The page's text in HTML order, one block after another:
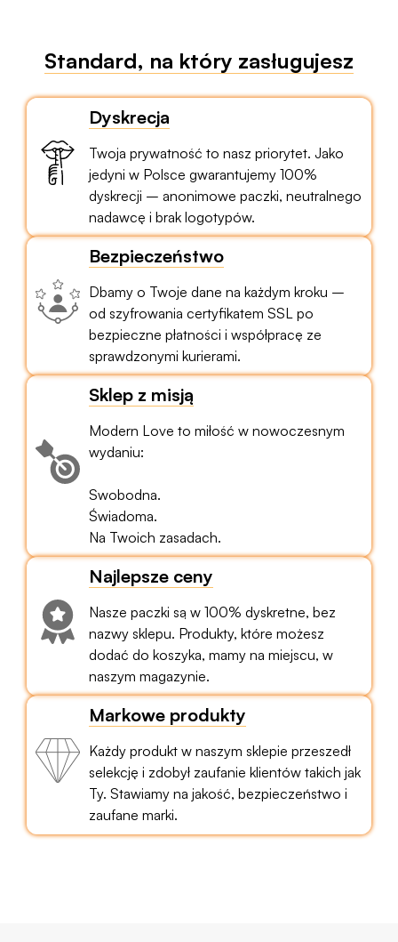
Standard, na który zasługujesz
Dyskrecja
Twoja prywatność to nasz priorytet. Jako
jedyni w Polsce gwarantujemy 100%
dyskrecji – anonimowe paczki, neutralnego
nadawcę i brak logotypów.
Bezpieczeństwo
Dbamy o Twoje dane na każdym kroku –
od szyfrowania certyfikatem SSL po
bezpieczne płatności i współpracę ze
sprawdzonymi kurierami.
Sklep z misją
Modern Love to miłość w nowoczesnym
wydaniu:
Swobodna.
Świadoma.
Na Twoich zasadach.
Najlepsze ceny
Nasze paczki są w 100% dyskretne, bez
nazwy sklepu. Produkty, które możesz
dodać do koszyka, mamy na miejscu, w
naszym magazynie.
Markowe produkty
Każdy produkt w naszym sklepie przeszedł
selekcję i zdobył zaufanie klientów takich jak
Ty. Stawiamy na jakość, bezpieczeństwo i
zaufane marki.